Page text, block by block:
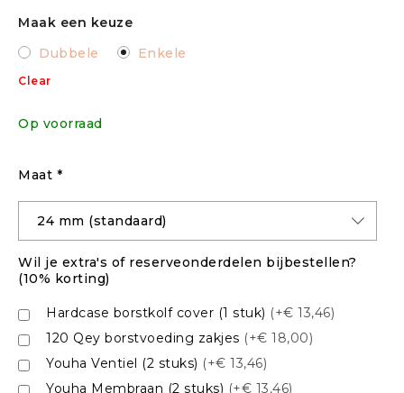
Maak een keuze
Dubbele
Enkele
Clear
Op voorraad
Maat *
Wil je extra's of reserveonderdelen bijbestellen?
(10% korting)
Hardcase borstkolf cover (1 stuk) (+€ 13,46)
120 Qey borstvoeding zakjes (+€ 18,00)
Youha Ventiel (2 stuks) (+€ 13,46)
Youha Membraan (2 stuks) (+€ 13,46)